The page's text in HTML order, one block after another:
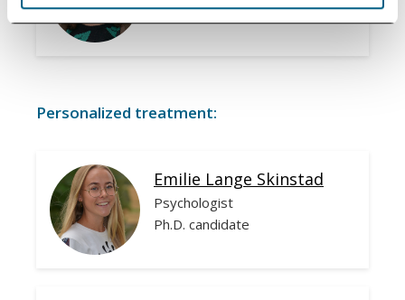
Ph.D.-candidate
Personalized treatment:
Emilie Lange Skinstad
Psychologist
Ph.D. candidate